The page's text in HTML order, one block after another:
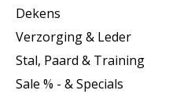
Dekens
Verzorging & Leder
Stal, Paard & Training
Sale % - & Specials